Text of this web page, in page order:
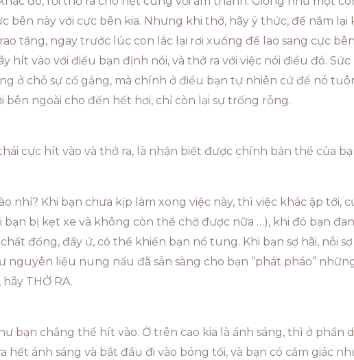
bên này với cực bên kia. Nhưng khi thở, hãy ý thức, để nắm lại
tặng, ngay trước lúc con lắc lại rơi xuống để lao sang cực
hít vào với điều bạn định nói, và thở ra với việc nói điều đó.
ở chỗ sự cố gắng, mà chính ở điều bạn tự nhiên cứ để nó
bên ngoài cho đến hết hơi, chỉ còn lại sự trống rỗng.
cực hít vào và thở ra, là nhận biết được chính bản thể của
nhỉ? Khi bạn chưa kịp làm xong việc này, thì việc khác ập tới,
bị kẹt xe và không còn thể chờ được nữa …), khi đó bạn
đống, đầy ứ, có thể khiến bạn nổ tung. Khi bạn sợ hãi, nỗi
liệu nung nấu đã sẵn sàng cho bạn “phát pháo”
THỞ RA.
bạn chẳng thể hít vào. Ở trên cao kia là ánh sáng, thì ở phần
hết ánh sáng và bắt đầu đi vào bóng tối, và bạn có cảm giác